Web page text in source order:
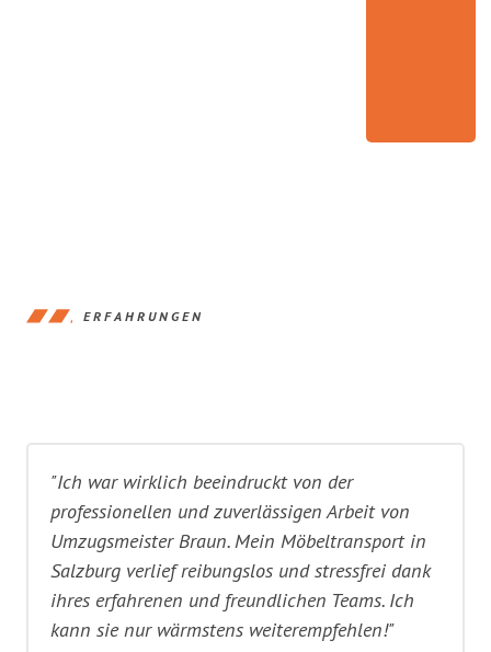
ERFAHRUNGEN
"Ich war wirklich beeindruckt von der
professionellen und zuverlässigen Arbeit von
Umzugsmeister Braun. Mein Möbeltransport in
Salzburg verlief reibungslos und stressfrei dank
ihres erfahrenen und freundlichen Teams. Ich
kann sie nur wärmstens weiterempfehlen!"